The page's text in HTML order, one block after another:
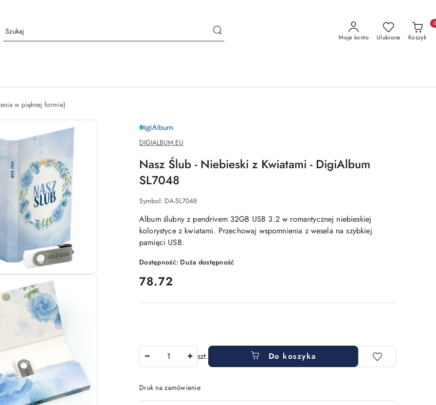
Moje konto Ulubione Koszyk
0
w pięknej formie)
DIGIALBUM.EU
DIGIALBUM.EU
Nasz Ślub - Niebieski z Kwiatami - DigiAlbum
SL7048
Symbol: DA-SL7048
Album ślubny z pendrivem 32GB USB 3.2 w romantycznej niebieskiej
kolorystyce z kwiatami. Przechowaj wspomnienia z wesela na szybkiej
pamięci USB.
Dostępność: Duża dostępność
cena:
78.72
szt. Do koszyka
Druk na zamówienie